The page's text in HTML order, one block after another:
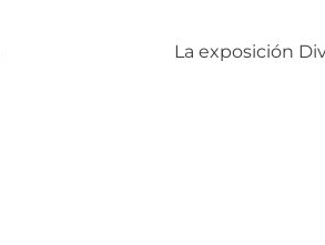
Siguiente:
La exposición